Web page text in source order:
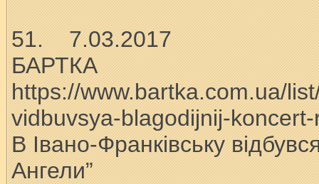
51. 7.03.2017
БАРТКА
https://www.bartka.com.ua/
vidbuvsya-blagodijnij-
В Івано-Франківську
Ангели”